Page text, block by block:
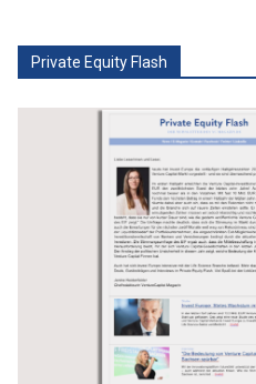
Private Equity Flash